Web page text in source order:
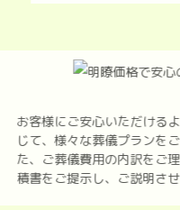
お客様にご安心いただけ
じて、様々な葬儀プラン
た、ご葬儀費用の内訳
積書をご提示し、ご説明